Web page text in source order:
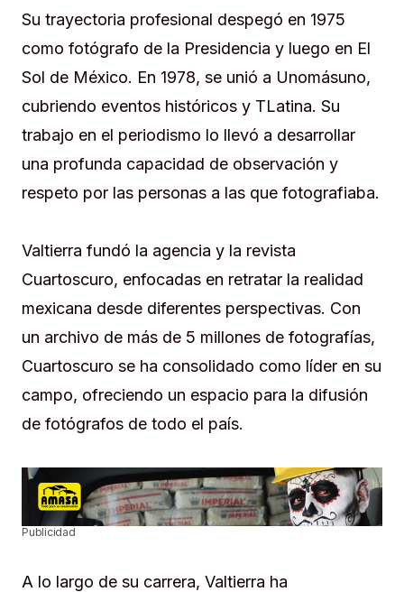
Su trayectoria profesional despegó en 1975
como fotógrafo de la Presidencia y luego en El
Sol de México. En 1978, se unió a Unomásuno,
cubriendo eventos históricos y TLatina. Su
trabajo en el periodismo lo llevó a desarrollar
una profunda capacidad de observación y
respeto por las personas a las que fotografiaba.
Valtierra fundó la agencia y la revista
Cuartoscuro, enfocadas en retratar la realidad
mexicana desde diferentes perspectivas. Con
un archivo de más de 5 millones de fotografías,
Cuartoscuro se ha consolidado como líder en su
campo, ofreciendo un espacio para la difusión
de fotógrafos de todo el país.
Publicidad
A lo largo de su carrera, Valtierra ha